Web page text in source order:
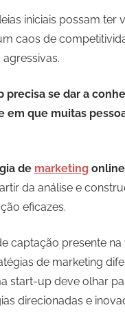
iniciais possam ter
caos de
precisa se dar a
em que muitas
de marketing online
da análise e
eficazes.
captação presente na
de marketing
start-up deve olhar
direcionadas e